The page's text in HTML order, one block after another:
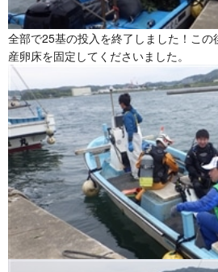
全部で25基の投入を終了しました！この
産卵床を固定してくださいました。